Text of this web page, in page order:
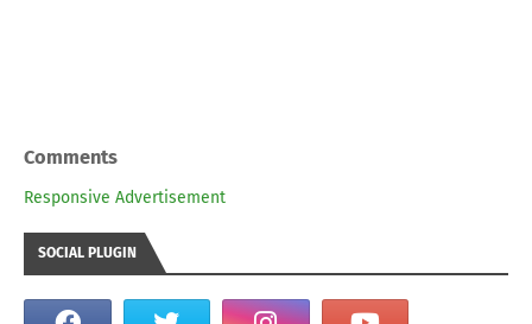
Comments
Responsive Advertisement
SOCIAL PLUGIN